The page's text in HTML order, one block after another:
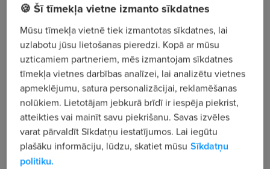
Darba apraksts
Veikt kvalitatīvu un termiņiem atbilstošu
automašīnu apkopi un to remontu.
Veikt automašinu un to mezglu, sistēmu
diagnostiku, remontu.
Darbu veikt kvalitatīvi un atbildīgi.
Prasības kandidātiem
🍪 Šī tīmekļa vietne izmanto sīkdatnes
Mūsu tīmekļa vietnē tiek izmantotas sīkdatnes, lai
uzlabotu jūsu lietošanas pieredzi. Kopā ar mūsu
uzticamiem partneriem, mēs izmantojam sīkdatnes
tīmekļa vietnes darbības analīzei, lai analizētu vietnes
apmeklējumu, satura personalizācijai, reklamēšanas
nolūkiem. Lietotājam jebkurā brīdī ir iespēja piekrist,
atteikties vai mainīt savu piekrišanu. Savas izvēles
varat pārvaldīt Sīkdatņu iestatījumos. Lai iegūtu
plašāku informāciju, lūdzu, skatiet mūsu Sīkdatņu
politiku.